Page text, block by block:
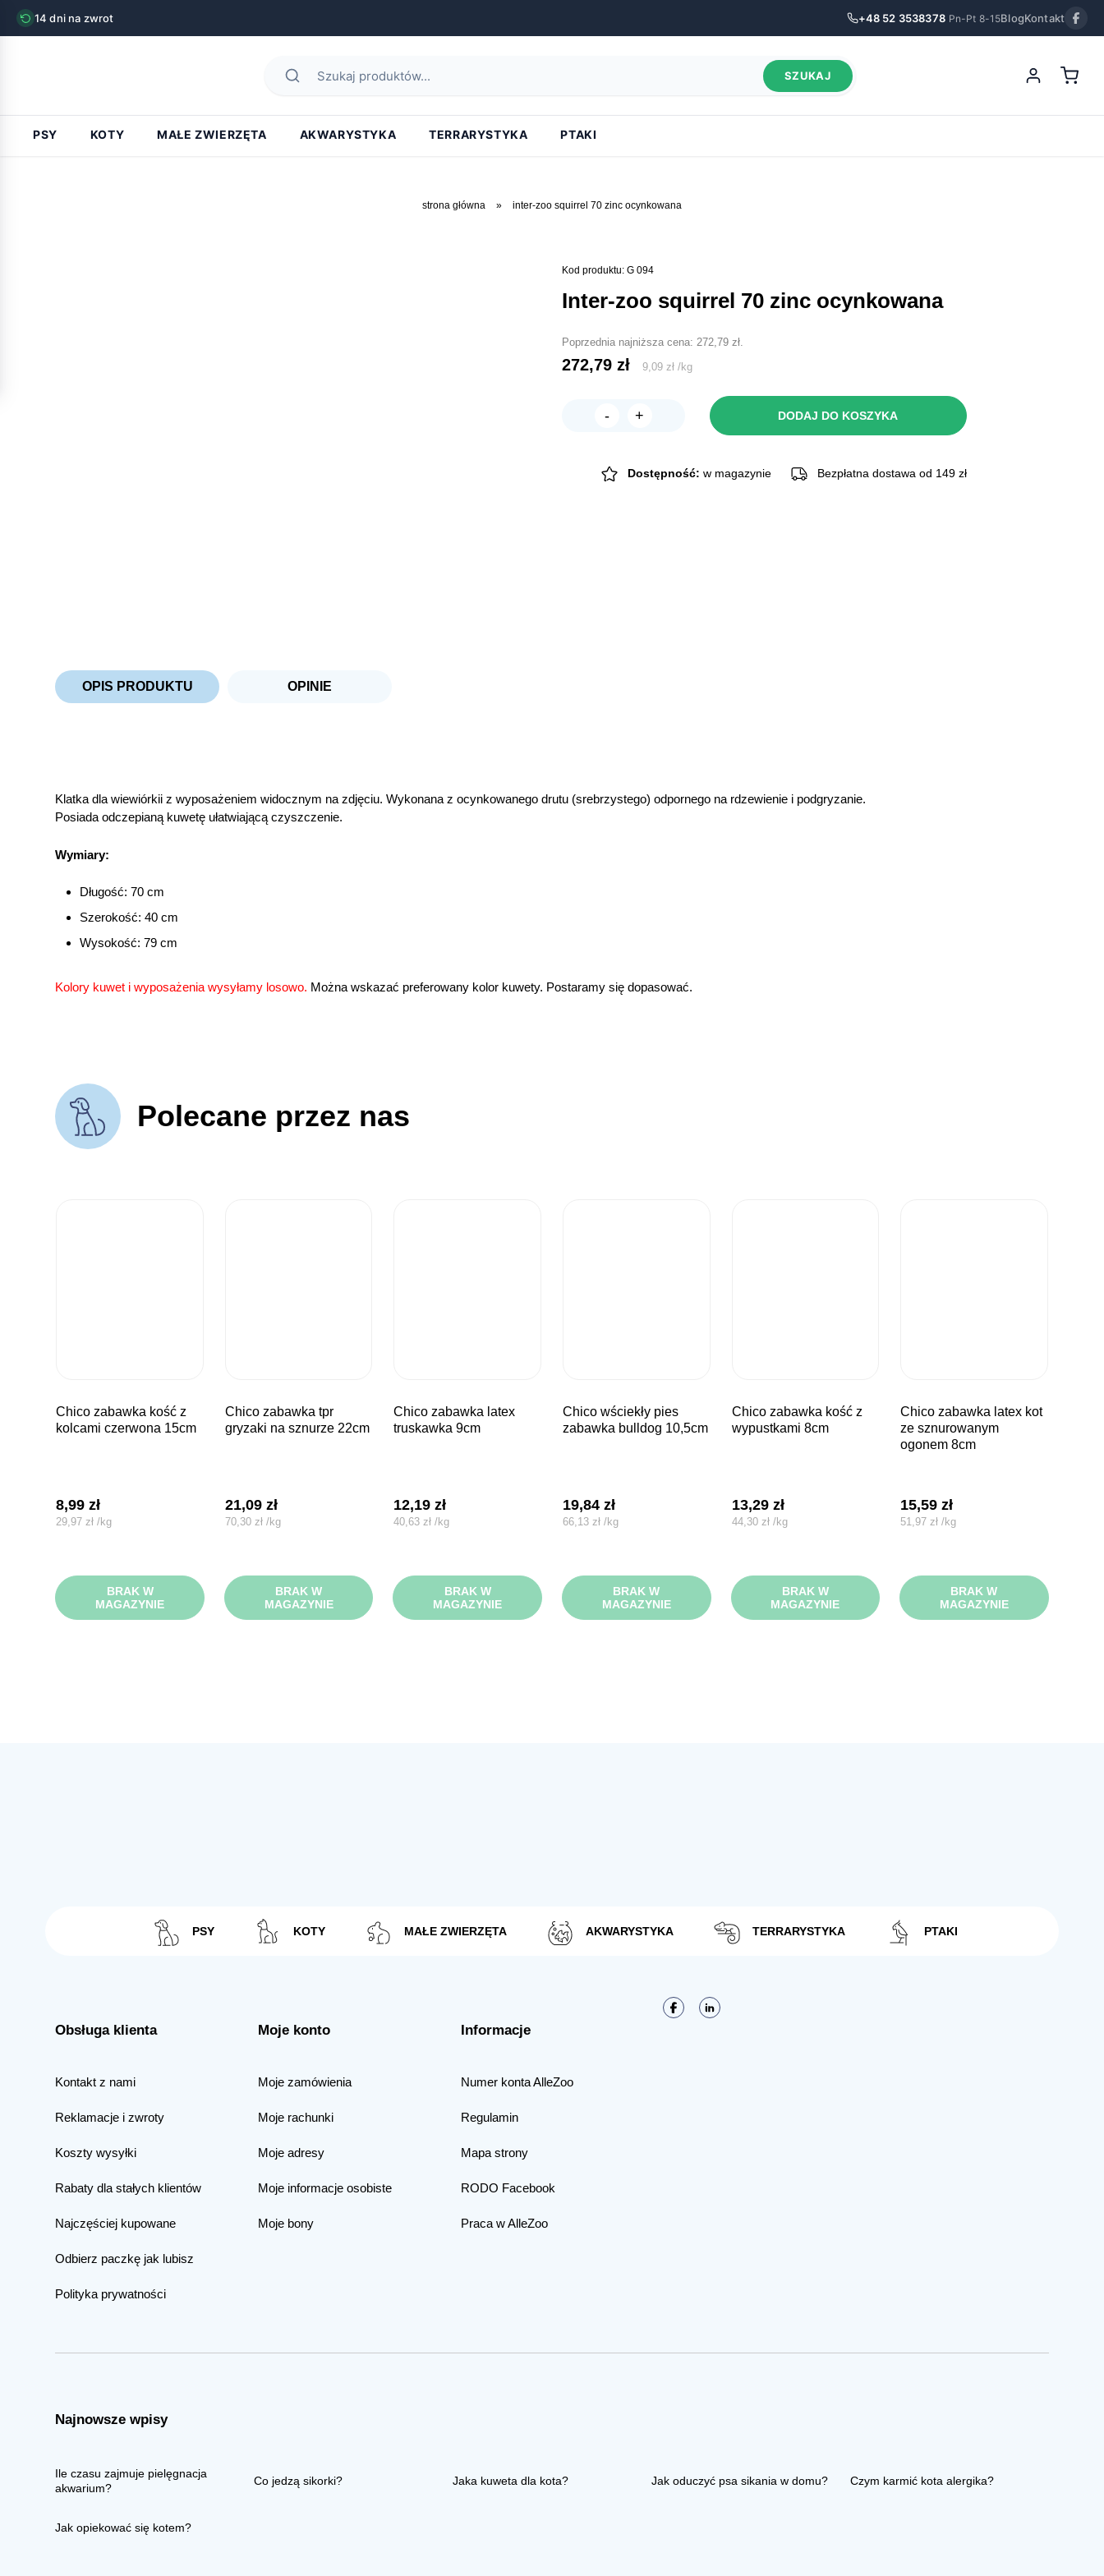
14 dni na zwrot +48 52 3538378 Pn-Pt 8-15BlogKontakt
SZUKAJ
PSY KOTY MAŁE ZWIERZĘTA AKWARYSTYKA TERRARYSTYKA PTAKI
strona główna » inter-zoo squirrel 70 zinc ocynkowana
Kod produktu: G 094
inter-zoo squirrel 70 zinc ocynkowana
Poprzednia najniższa cena: 272,79 zł.
272,79 zł 9,09 zł /kg
-
ilość
70
+ DODAJ DO KOSZYKA
Dostępność: w magazynie Bezpłatna dostawa od 149 zł
OPIS PRODUKTU OPINIE
Klatka dla wiewiórkii z wyposażeniem widocznym na zdjęciu. Wykonana z ocynkowanego drutu (srebrzystego) odpornego na rdzewienie i podgryzanie.
Posiada odczepianą kuwetę ułatwiającą czyszczenie.
Wymiary:
Długość: 70 cm
Szerokość: 40 cm
Wysokość: 79 cm
Kolory kuwet i wyposażenia wysyłamy losowo. Można wskazać preferowany kolor kuwety. Postaramy się dopasować.
Polecane przez nas
chico zabawka kość z
kolcami czerwona 15cm
8,99zł
29,97zł /kg
BRAK W
MAGAZYNIE
chico zabawka tpr
gryzaki na sznurze 22cm
21,09 zł
70,30 zł /kg
BRAK W
MAGAZYNIE
chico zabawka latex
truskawka 9cm
12,19zł
40,63zł /kg
BRAK W
MAGAZYNIE
chico wściekły pies
zabawka bulldog 10,5cm
19,84 zł
66,13 zł /kg
BRAK W
MAGAZYNIE
chico zabawka kość z
wypustkami 8cm
13,29 zł
44,30 zł /kg
BRAK W
MAGAZYNIE
chico zabawka latex kot
ze sznurowanym
ogonem 8cm
15,59zł
51,97zł /kg
BRAK W
MAGAZYNIE
PSY KOTY MAŁE ZWIERZĘTA AKWARYSTYKA TERRARYSTYKA PTAKI
Obsługa klienta
Kontakt z nami
Reklamacje i zwroty
Koszty wysyłki
Rabaty dla stałych klientów
Najczęściej kupowane
Odbierz paczkę jak lubisz
Polityka prywatności
Moje konto
Moje zamówienia
Moje rachunki
Moje adresy
Moje informacje osobiste
Moje bony
Informacje
Numer konta AlleZoo
Regulamin
Mapa strony
RODO Facebook
Praca w AlleZoo
Najnowsze wpisy
Ile czasu zajmuje pielęgnacja
akwarium?
Co jedzą sikorki? Jaka kuweta dla kota? Jak oduczyć psa sikania w domu? Czym karmić kota alergika?
Jak opiekować się kotem?